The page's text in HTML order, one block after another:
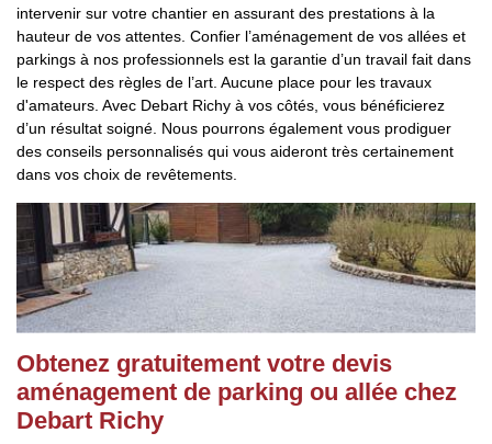
intervenir sur votre chantier en assurant des prestations à la
hauteur de vos attentes. Confier l’aménagement de vos allées et
parkings à nos professionnels est la garantie d’un travail fait dans
le respect des règles de l’art. Aucune place pour les travaux
d'amateurs. Avec Debart Richy à vos côtés, vous bénéficierez
d’un résultat soigné. Nous pourrons également vous prodiguer
des conseils personnalisés qui vous aideront très certainement
dans vos choix de revêtements.
Obtenez gratuitement votre devis
aménagement de parking ou allée chez
Debart Richy